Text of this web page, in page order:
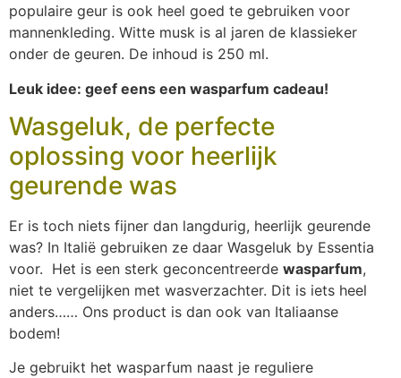
populaire geur is ook heel goed te gebruiken voor
mannenkleding. Witte musk is al jaren de klassieker
onder de geuren. De inhoud is 250 ml.
Leuk idee: geef eens een wasparfum cadeau!
Wasgeluk, de perfecte
oplossing voor heerlijk
geurende was
Er is toch niets fijner dan langdurig, heerlijk geurende
was? In Italië gebruiken ze daar Wasgeluk by Essentia
voor. Het is een sterk geconcentreerde wasparfum,
niet te vergelijken met wasverzachter. Dit is iets heel
anders…… Ons product is dan ook van Italiaanse
bodem!
Je gebruikt het wasparfum naast je reguliere